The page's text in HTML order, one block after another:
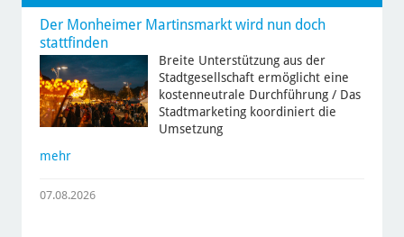
Der Monheimer Martinsmarkt wird nun doch
stattfinden
Breite Unterstützung aus der
Stadtgesellschaft ermöglicht eine
kostenneutrale Durchführung / Das
Stadtmarketing koordiniert die
Umsetzung
mehr
07.08.2026